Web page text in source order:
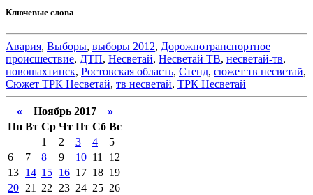
Ключевые слова
Авария, Выборы, выборы 2012, Дорожнотранспортное
происшествие, ДТП, Несветай, Несветай ТВ, несветай-тв,
новошахтинск, Ростовская область, Стенд, сюжет тв несветай,
Сюжет ТРК Несветай, тв несветай, ТРК Несветай
«Ноябрь 2017 »
Пн Вт Ср Чт Пт Сб Вс
1
2 3 4
5
6
7 8 9 10 11
12
13 14 15 16 17 18 19
20 21 22 23 24 25 26